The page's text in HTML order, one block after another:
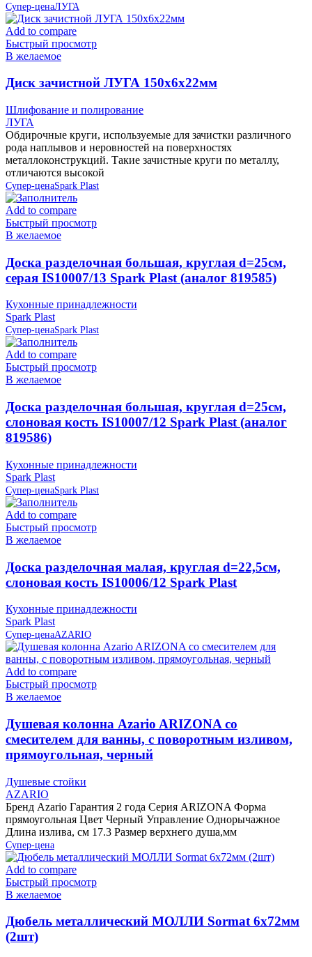
Супер-ценаЛУГА
Add to compare
Быстрый просмотр
В желаемое
Диск зачистной ЛУГА 150х6х22мм
Шлифование и полирование
ЛУГА
Обдирочные круги, используемые для зачистки различного
рода наплывов и неровностей на поверхностях
металлоконструкций. Такие зачистные круги по металлу,
отличаются высокой
Супер-ценаSpark Plast
Add to compare
Быстрый просмотр
В желаемое
Доска разделочная большая, круглая d=25см,
серая IS10007/13 Spark Plast (аналог 819585)
Кухонные принадлежности
Spark Plast
Супер-ценаSpark Plast
Add to compare
Быстрый просмотр
В желаемое
Доска разделочная большая, круглая d=25см,
слоновая кость IS10007/12 Spark Plast (аналог
819586)
Кухонные принадлежности
Spark Plast
Супер-ценаSpark Plast
Add to compare
Быстрый просмотр
В желаемое
Доска разделочная малая, круглая d=22,5см,
слоновая кость IS10006/12 Spark Plast
Кухонные принадлежности
Spark Plast
Супер-ценаAZARIO
Add to compare
Быстрый просмотр
В желаемое
Душевая колонна Azario ARIZONA со
смесителем для ванны, с поворотным изливом,
прямоугольная, черный
Душевые стойки
AZARIO
Бренд Azario Гарантия 2 года Серия ARIZONA Форма
прямоугольная Цвет Черный Управление Однорычажное
Длина излива, см 17.3 Размер верхнего душа,мм
Супер-цена
Add to compare
Быстрый просмотр
В желаемое
Дюбель металлический МОЛЛИ Sormat 6х72мм
(2шт)